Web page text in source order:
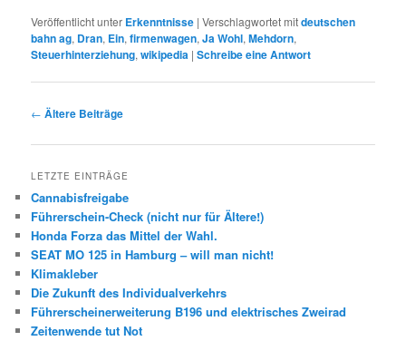
Veröffentlicht unter Erkenntnisse |Verschlagwortet mitdeutschen
bahn ag, Dran, Ein,firmenwagen,Ja Wohl,Mehdorn,
Steuerhinterziehung,wikipedia |Schreibe eine Antwort
Beitrags-
← Ältere Beiträge
LETZTE EINTRÄGE
Cannabisfreigabe
Führerschein-Check (nicht nur für Ältere!)
Honda Forza das Mittel der Wahl.
SEAT MO 125 in Hamburg – will man nicht!
Klimakleber
Die Zukunft des Individualverkehrs
Führerscheinerweiterung B196 und elektrisches Zweirad
Zeitenwende tut Not